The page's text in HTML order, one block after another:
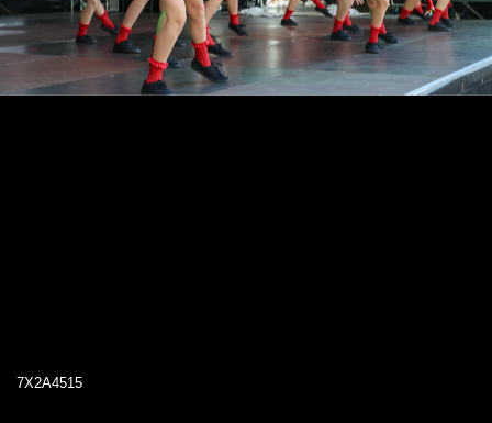
7X2A4515